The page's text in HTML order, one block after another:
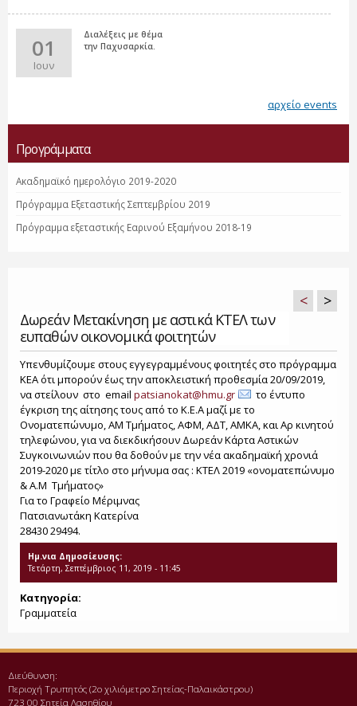
01
Ιουν
Διαλέξεις με θέμα
την Παχυσαρκία.
αρχείο events
Προγράμματα
Ακαδημαϊκό ημερολόγιο 2019-2020
Πρόγραμμα Εξεταστικής Σεπτεμβρίου 2019
Πρόγραμμα εξεταστικής Εαρινού Εξαμήνου 2018-19
Δωρεάν Μετακίνηση με αστικά ΚΤΕΛ των
ευπαθών οικονομικά φοιτητών
< >
Υπενθυμίζουμε στους εγγεγραμμένους φοιτητές στο πρόγραμμα
ΚΕΑ ότι μπορούν έως την αποκλειστική προθεσμία 20/09/2019,
να στείλουν στο email patsianokat@hmu.gr
το έντυπο
έγκριση της αίτησης τους από το Κ.Ε.Α μαζί με το
Ονοματεπώνυμο, ΑΜ Τμήματος, ΑΦΜ, ΑΔΤ, ΑΜΚΑ, και Αρ κινητού
τηλεφώνου, για να διεκδικήσουν Δωρεάν Κάρτα Αστικών
Συγκοινωνιών που θα δοθούν με την νέα ακαδημαϊκή χρονιά
2019-2020 με τίτλο στο μήνυμα σας : ΚΤΕΛ 2019 «ονοματεπώνυμο
& Α.Μ Τμήματος»
Για το Γραφείο Μέριμνας
Πατσιανωτάκη Κατερίνα
28430 29494.
Ημ.νια Δημοσίευσης:
Τετάρτη, Σεπτέμβριος 11, 2019 - 11:45
Κατηγορία:
Γραμματεία
Διεύθυνση:
Περιοχή Τρυπητός (2o χιλιόμετρο Σητείας-Παλαικάστρου)
723 00 Σητεία Λασηθίου